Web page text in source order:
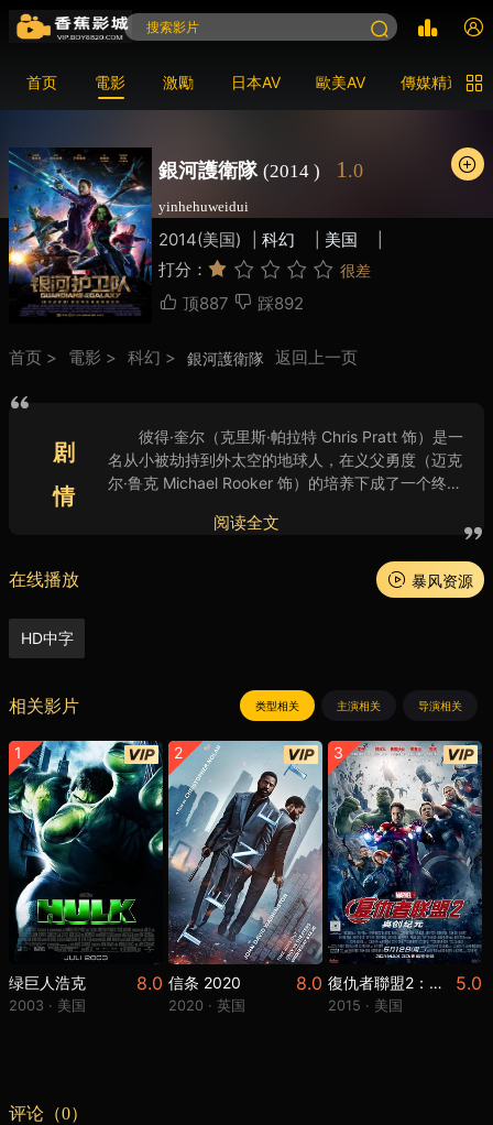
首页 電影 激勵 日本AV 歐美AV 傳媒精選
銀河護衛隊 (2014 ) 1.0
yinhehuweidui
2014(美国) 科幻 美国
打分：
很差较差还行推荐力荐 很差
顶887 踩892
首页 > 電影 > 科幻 > 銀河護衛隊 返回上一页
剧
情
彼得·奎尔（克里斯·帕拉特 Chris Pratt 饰）是一
名从小被劫持到外太空的地球人，在义父勇度（迈克
尔·鲁克 Michael Rooker 饰）的培养下成了一个终极
便成为了赏金猎人火箭浣熊（布莱德利·库珀 Bradley
配音）的绑架目标，而神秘的卡魔拉（佐伊·索尔达娜
Zoe Saldana 饰）也对神秘球体势在必得。经过笑料
饰）的追杀。然而这个神秘球体拥有无穷的力量，小
分队必须团结一致对付罗南，才有可能解救整个银河
系，银河护卫队由此诞生。
阅读全文
在线播放 暴风资源
HD中字
相关影片 类型相关 主演相关 导演相关
1
绿巨人浩克 8.0
2003 · 美国
2
信条 2020 8.0
2020 · 英国
3
復仇者聯盟2：奧創紀元 5.0
2015 · 美国
评论（0）